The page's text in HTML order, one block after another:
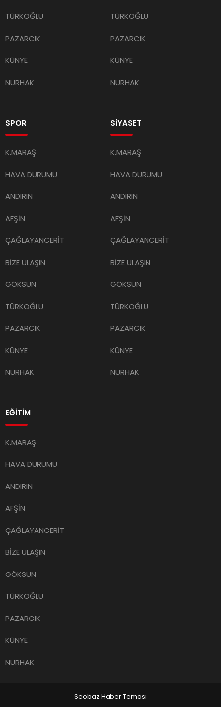
TÜRKOĞLU
PAZARCIK
KÜNYE
NURHAK
TÜRKOĞLU
PAZARCIK
KÜNYE
NURHAK
SPOR
K.MARAŞ
HAVA DURUMU
ANDIRIN
AFŞİN
ÇAĞLAYANCERİT
BİZE ULAŞIN
GÖKSUN
TÜRKOĞLU
PAZARCIK
KÜNYE
NURHAK
SİYASET
K.MARAŞ
HAVA DURUMU
ANDIRIN
AFŞİN
ÇAĞLAYANCERİT
BİZE ULAŞIN
GÖKSUN
TÜRKOĞLU
PAZARCIK
KÜNYE
NURHAK
EĞİTİM
K.MARAŞ
HAVA DURUMU
ANDIRIN
AFŞİN
ÇAĞLAYANCERİT
BİZE ULAŞIN
GÖKSUN
TÜRKOĞLU
PAZARCIK
KÜNYE
NURHAK
Seobaz Haber Teması